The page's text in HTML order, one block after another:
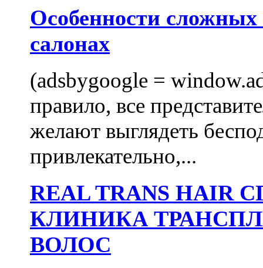
Особенности
салонах
(adsbygoogle =
правило, все
желают выглядеть
привлекательно,...
REAL TRANS
КЛИНИКА
ВОЛОС